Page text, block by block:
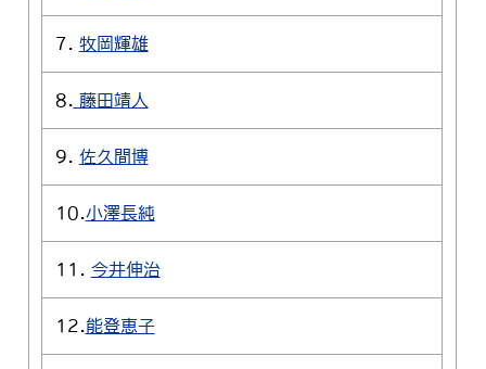
7. 牧岡輝雄
8. 藤田靖人
9. 佐久間博
10.小澤長純
11. 今井伸治
12.能登恵子